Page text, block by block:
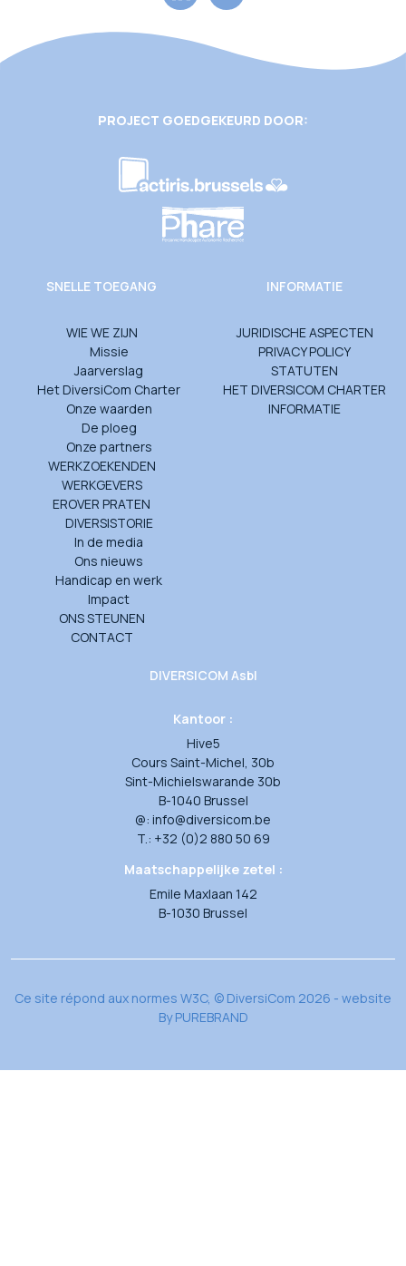
DIVERSICOM Asbl
Kantoor :
Hive5
Cours Saint-Michel, 30b
Sint-Michielswarande 30b
B-1040 Brussel
@: info@diversicom.be
T.: +32 (0)2 880 50 69
Maatschappelijke zetel :
Emile Maxlaan 142
B-1030 Brussel
SNELLE TOEGANG
WIE WE ZIJN
Missie
Jaarverslag
Het DiversiCom Charter
Onze waarden
De ploeg
Onze partners
WERKZOEKENDEN
WERKGEVERS
EROVER PRATEN
DIVERSISTORIE
In de media
Ons nieuws
Handicap en werk
Impact
ONS STEUNEN
CONTACT
INFORMATIE
JURIDISCHE ASPECTEN
PRIVACY POLICY
STATUTEN
HET DIVERSICOM CHARTER
INFORMATIE
PROJECT GOEDGEKEURD DOOR:
Ce site répond aux normes W3C, © DiversiCom 2026 - website
ByPUREBRAND